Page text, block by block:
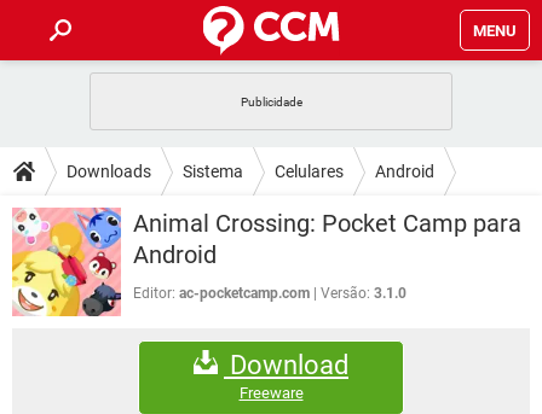
MENU
CELULAR FACEBOOK
OUTLOOK EXCEL
INSTAGRAM
GUIA DE COMPRAS
DICAS
JOGOS WHATSAPP
CELULAR FACEBOOK
OUTLOOK
DOWNLOADS
JOGOS
CELULAR FACEBOOK
EXCEL
GMAIL
FÓRUM
FACEBOOK
EXCEL
WHATSAPP
Downloads Sistema Celulares Android
Animal Crossing: Pocket Camp para
Android
Editor: ac-pocketcamp.com Versão: 3.1.0
Download
Freeware